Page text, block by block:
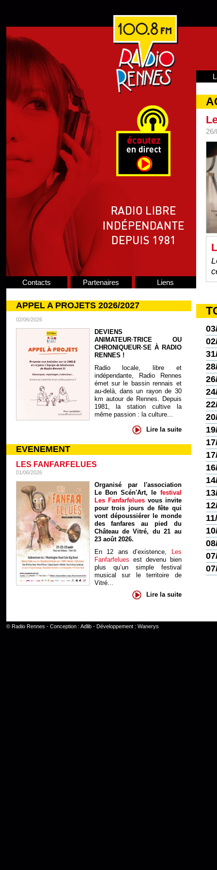
Contacts Partenaires Liens
APPEL A PROJETS 2026/2027
02/06/2026
DEVIENS
ANIMATEUR·TRICE OU
CHRONIQUEUR·SE À RADIO
RENNES !
Radio locale, libre et
indépendante, Radio Rennes
émet sur le bassin rennais et
au-delà, dans un rayon de 30
km autour de Rennes. Depuis
1981, la station cultive la
même passion : la culture...
Lire la suite
EVENEMENT
LES FANFARFELUES
01/06/2026
Organisé par l'association
Le Bon Scén'Art, le festival
Les Fanfarfelues vous invite
pour trois jours de fête qui
vont dépoussiérer le monde
des fanfares au pied du
Château de Vitré, du 21 au
23 août 2026.
En 12 ans d’existence, Les
Fanfarfelues est devenu bien
plus qu’un simple festival
musical sur le territoire de
Vitré...
Lire la suite
© Radio Rennes - Conception : Adlib- Développement : Wanerys